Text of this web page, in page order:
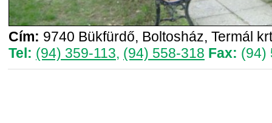
Cím: 9740 Bükfürdő, Boltosház, Termál
Tel: (94) 359-113, (94) 558-318 Fax: (94)